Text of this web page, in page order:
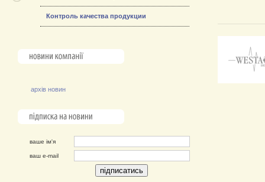
Контроль качества продукции
архiв новин
ваше ім'я
ваш e-mail